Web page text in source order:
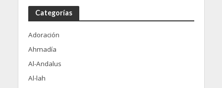
Categorías
Adoración
Ahmadía
Al-Andalus
Al-lah